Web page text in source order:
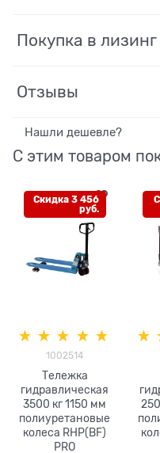
Покупка в лизинг
Отзывы
Нашли дешевле?
С этим товаром
Скидка 3 456
руб.
1002514
Тележка
гидравлическая
3500 кг 1150 мм
полиуретановые
колеса RHP(BF)
PRO